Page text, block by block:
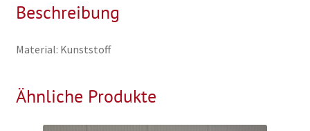
Beschreibung
Material: Kunststoff
Ähnliche Produkte